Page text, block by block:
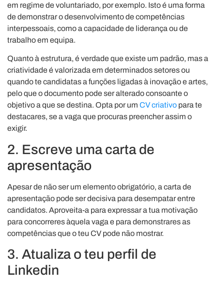
em regime de voluntariado, por exemplo. Isto é uma forma
de demonstrar o desenvolvimento de competências
interpessoais, como a capacidade de liderança ou de
trabalho em equipa.
Quanto à estrutura, é verdade que existe um padrão, mas a
criatividade é valorizada em determinados setores ou
quando te candidatas a funções ligadas à inovação e artes,
pelo que o documento pode ser alterado consoante o
objetivo a que se destina. Opta por um CV criativo para te
destacares, se a vaga que procuras preencher assim o
exigir.
2. Escreve uma carta de
apresentação
Apesar de não ser um elemento obrigatório, a carta de
apresentação pode ser decisiva para desempatar entre
candidatos. Aproveita-a para expressar a tua motivação
para concorreres àquela vaga e para demonstrares as
competências que o teu CV pode não mostrar.
3. Atualiza o teu perfil de
Linkedin